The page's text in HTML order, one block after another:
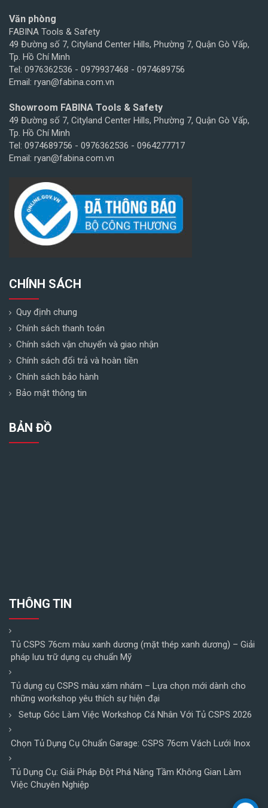
Văn phòng
FABINA Tools & Safety
49 Đường số 7, Cityland Center Hills, Phường 7, Quận Gò Vấp,
Tp. Hồ Chí Minh
Tel: 0976362536 - 0979937468 - 0974689756
Email: ryan@fabina.com.vn
Showroom FABINA Tools & Safety
49 Đường số 7, Cityland Center Hills, Phường 7, Quận Gò Vấp,
Tp. Hồ Chí Minh
Tel: 0974689756 - 0976362536 - 0964277717
Email: ryan@fabina.com.vn
CHÍNH SÁCH
Quy định chung
Chính sách thanh toán
Chính sách vận chuyển và giao nhận
Chính sách đổi trả và hoàn tiền
Chính sách bảo hành
Bảo mật thông tin
BẢN ĐỒ
THÔNG TIN
Tủ CSPS 76cm màu xanh dương (mặt thép xanh dương) – Giải
pháp lưu trữ dụng cụ chuẩn Mỹ
Tủ dụng cụ CSPS màu xám nhám – Lựa chọn mới dành cho
những workshop yêu thích sự hiện đại
Setup Góc Làm Việc Workshop Cá Nhân Với Tủ CSPS 2026
Chọn Tủ Dụng Cụ Chuẩn Garage: CSPS 76cm Vách Lưới Inox
Tủ Dụng Cụ: Giải Pháp Đột Phá Nâng Tầm Không Gian Làm
Việc Chuyên Nghiệp